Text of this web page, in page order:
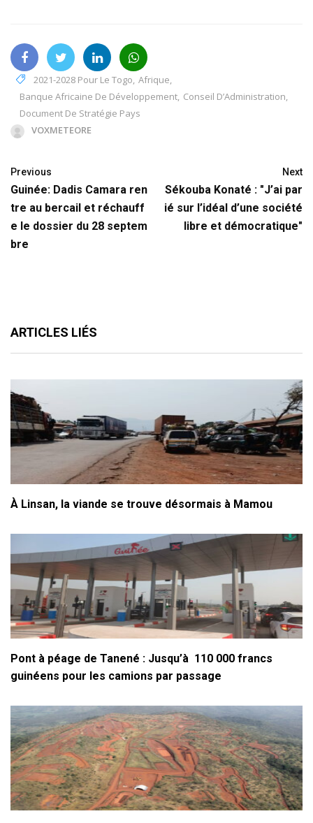
2021-2028 Pour Le Togo, Afrique,
Banque Africaine De Développement, Conseil D’Administration,
Document De Stratégie Pays
VOXMETEORE
Previous
Guinée: Dadis Camara ren
tre au bercail et réchauff
e le dossier du 28 septem
bre
Next
Sékouba Konaté : "J’ai par
ié sur l’idéal d’une société
libre et démocratique"
ARTICLES LIÉS
À Linsan, la viande se trouve désormais à Mamou
Pont à péage de Tanené : Jusqu’à 110 000 francs
guinéens pour les camions par passage